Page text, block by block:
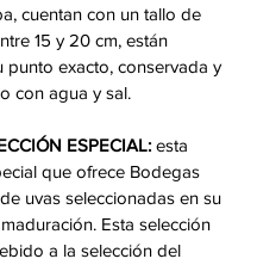
cuentan con un tallo de
15 y 20 cm, están
punto exacto, conservada y
con agua y sal.
ESPECIAL: esta
que ofrece Bodegas
uvas seleccionadas en su
Esta selección
a la selección del